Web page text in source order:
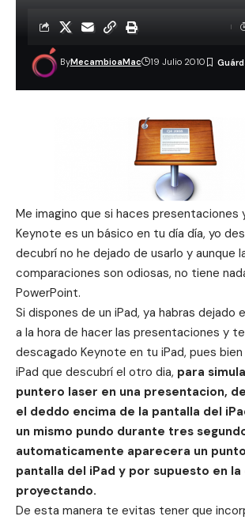
ByMecambioaMac 19 Julio 2010
Me imagino que si haces presentaciones
Keynote es un básico en tu día día, yo
decubrí no he dejado de usarlo y aunque
comparaciones son odiosas, no tiene
PowerPoint.
Si dispones de un iPad, ya habras dejado
a la hora de hacer las presentaciones y
descagado Keynote en tu iPad, pues bien
iPad que descubrí el otro dia, para
puntero laser en una presentacion,
el deddo encima de la pantalla del
un mismo pundo durante tres
automaticamente aparecera un
pantalla del iPad y por supuesto en
proyectando.
De esta manera te evitas tener que